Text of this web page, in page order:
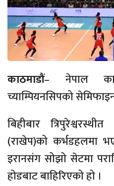
काठमाडौं– नेपाल
च्याम्पियनसिपको
बिहीबार
(राखेप)को कर्भडहलमा
इरानसंग सोझो सेटमा
होडबाट बाहिरिएको हो ।